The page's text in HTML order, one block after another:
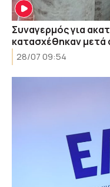
Συναγερμός για
κατασχέθηκαν μετά
28/07 09:54